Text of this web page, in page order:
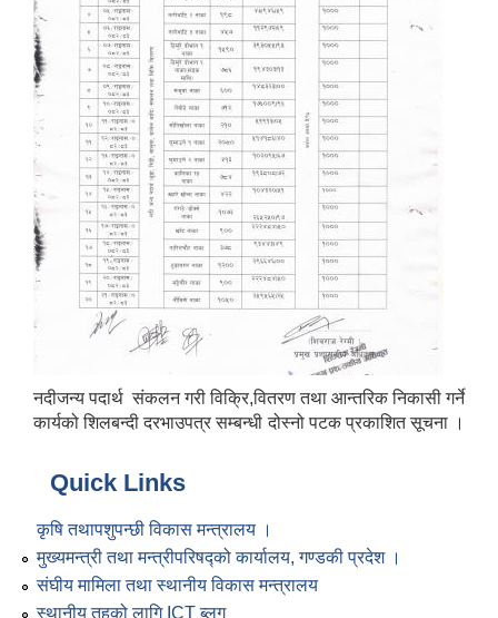
नदीजन्य पदार्थ संकलन गरी विक्रि,वितरण तथा आन्तरिक निकासी गर्ने
कार्यको शिलबन्दी दरभाउपत्र सम्बन्धी दोस्नो पटक प्रकाशित सूचना ।
Quick Links
कृषि तथापशुपन्छी विकास मन्त्रालय ।
मुख्यमन्त्री तथा मन्त्रीपरिषद्को कार्यालय, गण्डकी प्रदेश ।
संघीय मामिला तथा स्थानीय विकास मन्त्रालय
स्थानीय तहको लागि ICT ब्लग